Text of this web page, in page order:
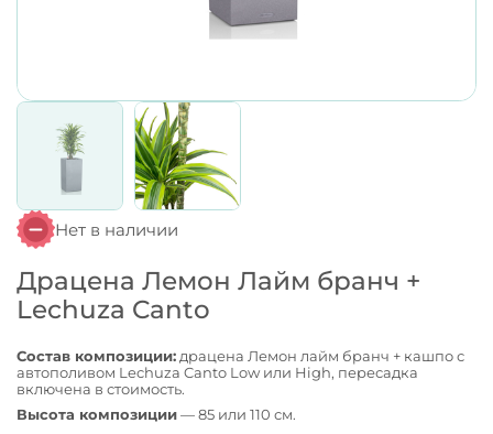
Нет в наличии
Драцена Лемон Лайм бранч +
Lechuza Canto
Состав композиции:драцена Лемон лайм бранч + кашпо с
автополивом Lechuza Canto Low или High, пересадка
включена в стоимость.
Высота композиции— 85 или 110 см.